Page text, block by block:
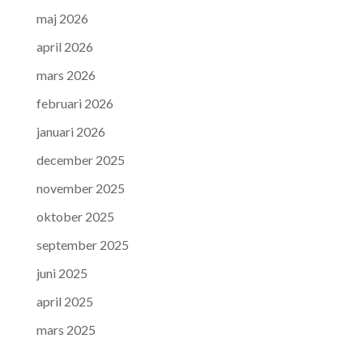
maj 2026
april 2026
mars 2026
februari 2026
januari 2026
december 2025
november 2025
oktober 2025
september 2025
juni 2025
april 2025
mars 2025